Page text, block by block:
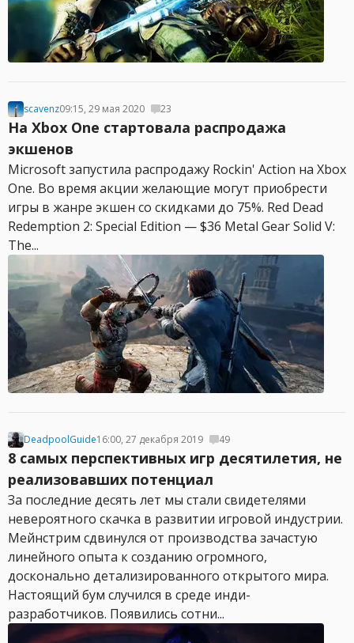
scavenz09:15, 29 мая 2020 23
На Xbox One стартовала распродажа
экшенов
Microsoft запустила распродажу Rockin' Action на Xbox
One. Во время акции желающие могут приобрести
игры в жанре экшен со скидками до 75%. Red Dead
Redemption 2: Special Edition — $36 Metal Gear Solid V:
The...
DeadpoolGuide16:00, 27 декабря 2019 49
8 самых перспективных игр десятилетия, не
реализовавших потенциал
За последние десять лет мы стали свидетелями
невероятного скачка в развитии игровой индустрии.
Мейнстрим сдвинулся от производства зачастую
линейного опыта к созданию огромного,
досконально детализированного открытого мира.
Настоящий бум случился в среде инди-
разработчиков. Появились сотни...